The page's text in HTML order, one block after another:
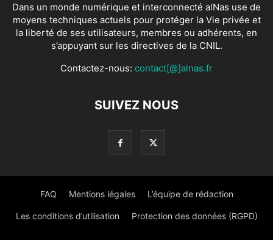
Dans un monde numérique et interconnecté alNas use de
moyens techniques actuels pour protéger la Vie privée et
la liberté de ses utilisateurs, membres ou adhérents, en
s’appuyant sur les directives de la CNIL.
Contactez-nous: contact[@]alnas.fr
SUIVEZ NOUS
FAQ Mentions légales L’équipe de rédaction
Les conditions d’utilisation Protection des données (RGPD)